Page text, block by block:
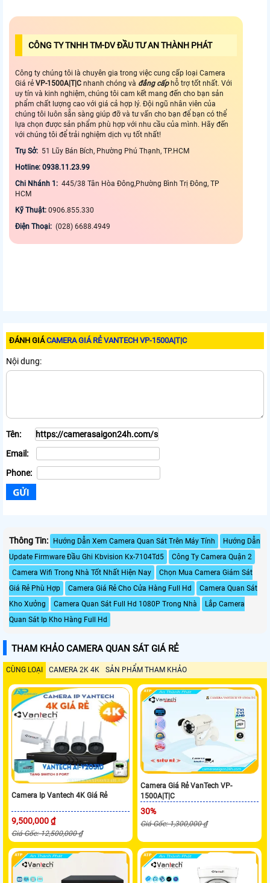
CÔNG TY TNHH TM-DV ĐẦU TƯ AN THÀNH PHÁT
Công ty chúng tôi là chuyên gia trong việc cung cấp loại Camera
Giá rẻ VP-1500A|T|C nhanh chóng và đẳng cấphỗ trợ tốt nhất. Với
uy tín và kinh nghiệm, chúng tôi cam kết mang đến cho bạn sản
phẩm chất lượng cao với giá cả hợp lý. Đội ngũ nhân viên của
chúng tôi luôn sẵn sàng giúp đỡ và tư vấn cho bạn để bạn có thể
lựa chọn được sản phẩm phù hợp với nhu cầu của mình. Hãy đến
với chúng tôi để trải nghiệm dịch vụ tốt nhất!
Trụ Sở: 51 Lũy Bán Bích, Phường Phú Thạnh, TP.HCM
Hotline: 0938.11.23.99
Chi Nhánh 1: 445/38 Tân Hòa Đông,Phường Bình Trị Đông, TP
HCM
Kỹ Thuật: 0906.855.330
Điện Thoại: (028) 6688.4949
ĐÁNH GIÁCAMERA GIÁ RẺ VANTECH VP-1500A|T|C
Nội dung:
Tên:
Email:
Phone:
Thông Tin: Hướng Dẫn Xem Camera Quan Sát Trên Máy Tính
Hướng Dẫn
Update Firmware Đầu Ghi Kbvision Kx-7104Td5
Công Ty Camera Quận 2
Camera Wifi Trong Nhà Tốt Nhất Hiện Nay
Chọn Mua Camera Giám Sát
Giá Rẻ Phù Hợp
Camera Giá Rẻ Cho Cửa Hàng Full Hd
Camera Quan Sát
Kho Xưởng
Camera Quan Sát Full Hd 1080P Trong Nhà
Lắp Camera
Quan Sát Ip Kho Hàng Full Hd
THAM KHẢO CAMERA QUAN SÁT GIÁ RẺ
CÙNG LOẠI CAMERA 2K 4K SẢN PHẨM THAM KHẢO
Camera Ip Vantech 4K Giá Rẻ
9,500,000 ₫
Giá Gốc: 12,500,000 ₫
Camera Giá Rẻ VanTech VP-
1500A|T|C
30%
Giá Gốc: 1,300,000 ₫